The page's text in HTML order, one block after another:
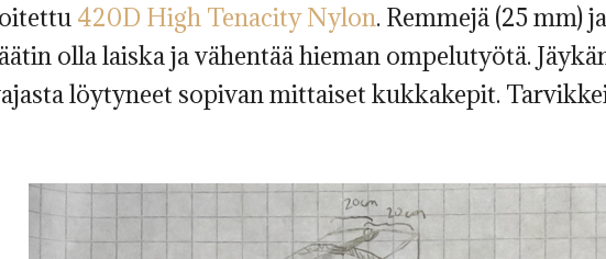
420D High Tenacity Nylon. Remmejä (25 mm) ja
olla laiska ja vähentää hieman ompelutyötä.
löytyneet sopivan mittaiset kukkakepit.